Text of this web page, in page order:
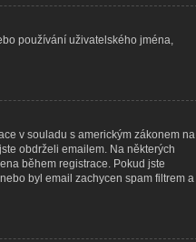
používání uživatelského jména,
v souladu s americkým zákonem na
obdrželi emailem. Na některých
během registrace. Pokud jste
byl email zachycen spam filtrem a